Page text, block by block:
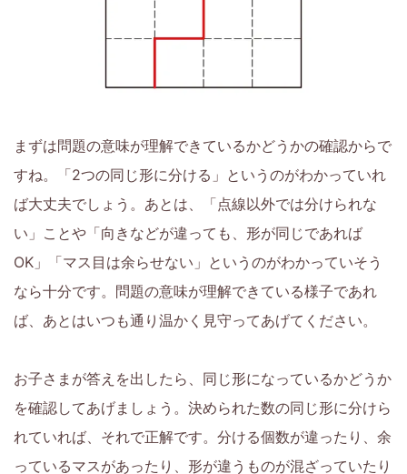
て
に
つ
い
て
考
え
て
まずは問題の意味が理解できているかどうかの確認からで
すね。「2つの同じ形に分ける」というのがわかっていれ
ば大丈夫でしょう。あとは、「点線以外では分けられな
い」ことや「向きなどが違っても、形が同じであれば
OK」「マス目は余らせない」というのがわかっていそう
なら十分です。問題の意味が理解できている様子であれ
ば、あとはいつも通り温かく見守ってあげてください。
お子さまが答えを出したら、同じ形になっているかどうか
を確認してあげましょう。決められた数の同じ形に分けら
れていれば、それで正解です。分ける個数が違ったり、余
っているマスがあったり、形が違うものが混ざっていたり